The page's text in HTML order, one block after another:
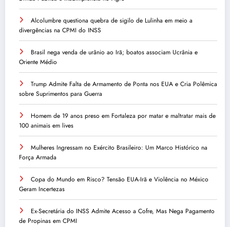
Alcolumbre questiona quebra de sigilo de Lulinha em meio a
divergências na CPMI do INSS
Brasil nega venda de urânio ao Irã; boatos associam Ucrânia e
Oriente Médio
Trump Admite Falta de Armamento de Ponta nos EUA e Cria Polêmica
sobre Suprimentos para Guerra
Homem de 19 anos preso em Fortaleza por matar e maltratar mais de
100 animais em lives
Mulheres Ingressam no Exército Brasileiro: Um Marco Histórico na
Força Armada
Copa do Mundo em Risco? Tensão EUA-Irã e Violência no México
Geram Incertezas
Ex-Secretária do INSS Admite Acesso a Cofre, Mas Nega Pagamento
de Propinas em CPMI